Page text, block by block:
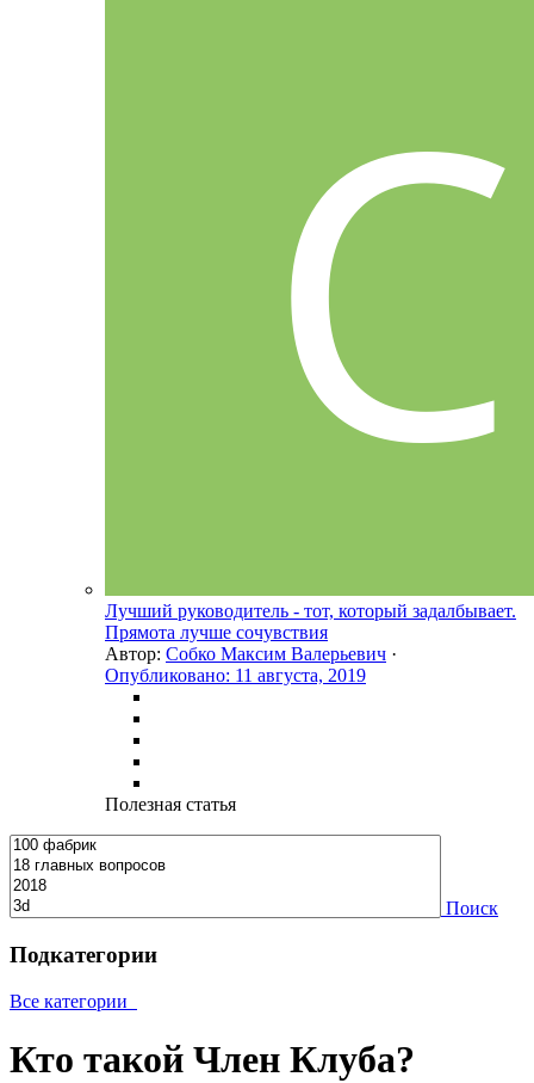
Лучший руководитель - тот, который задалбывает.
Прямота лучше сочувствия
Автор: Собко Максим Валерьевич ·
Опубликовано: 11 августа, 2019
Полезная статья
Поиск
Подкатегории
Все категории
Кто такой Член Клуба?